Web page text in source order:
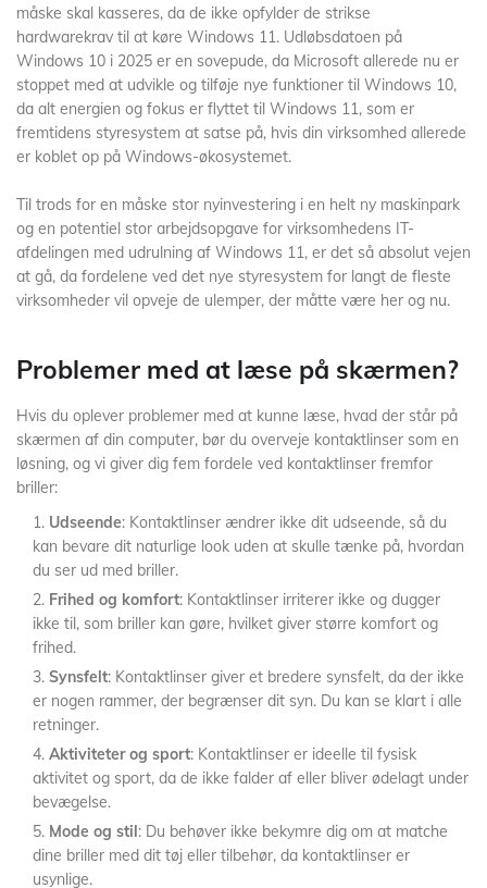
måske skal kasseres, da de ikke opfylder de strikse
hardwarekrav til at køre Windows 11. Udløbsdatoen på
Windows 10 i 2025 er en sovepude, da Microsoft allerede nu er
stoppet med at udvikle og tilføje nye funktioner til Windows 10,
da alt energien og fokus er flyttet til Windows 11, som er
fremtidens styresystem at satse på, hvis din virksomhed allerede
er koblet op på Windows-økosystemet.
Til trods for en måske stor nyinvestering i en helt ny maskinpark
og en potentiel stor arbejdsopgave for virksomhedens IT-
afdelingen med udrulning af Windows 11, er det så absolut vejen
at gå, da fordelene ved det nye styresystem for langt de fleste
virksomheder vil opveje de ulemper, der måtte være her og nu.
Problemer med at læse på skærmen?
Hvis du oplever problemer med at kunne læse, hvad der står på
skærmen af din computer, bør du overveje kontaktlinser som en
løsning, og vi giver dig fem fordele ved kontaktlinser fremfor
briller:
Udseende: Kontaktlinser ændrer ikke dit udseende, så du
kan bevare dit naturlige look uden at skulle tænke på, hvordan
du ser ud med briller.
Frihed og komfort: Kontaktlinser irriterer ikke og dugger
ikke til, som briller kan gøre, hvilket giver større komfort og
frihed.
Synsfelt: Kontaktlinser giver et bredere synsfelt, da der ikke
er nogen rammer, der begrænser dit syn. Du kan se klart i alle
retninger.
Aktiviteter og sport: Kontaktlinser er ideelle til fysisk
aktivitet og sport, da de ikke falder af eller bliver ødelagt under
bevægelse.
Mode og stil: Du behøver ikke bekymre dig om at matche
dine briller med dit tøj eller tilbehør, da kontaktlinser er
usynlige.